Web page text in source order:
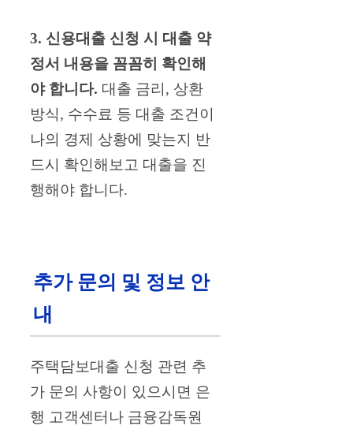
3. 신용대출 신청 시 대출 약
정서 내용을 꼼꼼히 확인해
야 합니다. 대출 금리, 상환
방식, 수수료 등 대출 조건이
나의 경제 상황에 맞는지 반
드시 확인해보고 대출을 진
행해야 합니다.
추가 문의 및 정보 안
내
주택담보대출 신청 관련 추
가 문의 사항이 있으시면 은
행 고객센터나 금융감독원